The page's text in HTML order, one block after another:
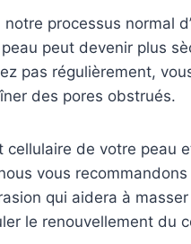
processus normal
peut devenir plus
pas régulièrement,
des pores obstrués.
cellulaire de votre peau
vous
qui aidera à
le renouvellement du